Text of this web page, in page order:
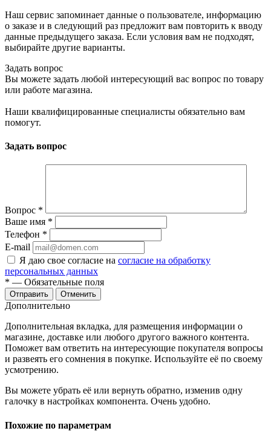
Наш сервис запоминает данные о пользователе, информацию
о заказе и в следующий раз предложит вам повторить к вводу
данные предыдущего заказа. Если условия вам не подходят,
выбирайте другие варианты.
Задать вопрос
Вы можете задать любой интересующий вас вопрос по товару
или работе магазина.
Наши квалифицированные специалисты обязательно вам
помогут.
Задать вопрос
Вопрос *
Ваше имя *
Телефон *
E-mail
Я даю свое согласие на согласие на обработку
персональных данных
* — Обязательные поля
Отменить
Дополнительно
Дополнительная вкладка, для размещения информации о
магазине, доставке или любого другого важного контента.
Поможет вам ответить на интересующие покупателя вопросы
и развеять его сомнения в покупке. Используйте её по своему
усмотрению.
Вы можете убрать её или вернуть обратно, изменив одну
галочку в настройках компонента. Очень удобно.
Похожие по параметрам